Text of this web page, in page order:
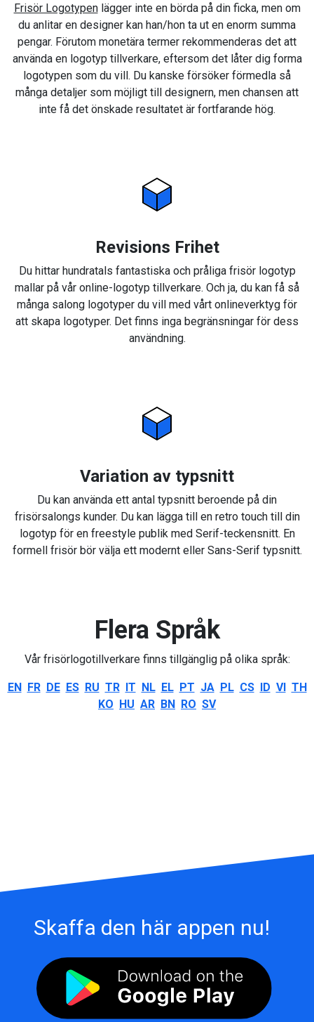
Frisör Logotypenlägger inte en börda på din ficka, men om
du anlitar en designer kan han/hon ta ut en enorm summa
pengar. Förutom monetära termer rekommenderas det att
använda en logotyp tillverkare, eftersom det låter dig forma
logotypen som du vill. Du kanske försöker förmedla så
många detaljer som möjligt till designern, men chansen att
inte få det önskade resultatet är fortfarande hög.
Revisions Frihet
Du hittar hundratals fantastiska och pråliga frisör logotyp
mallar på vår online-logotyp tillverkare. Och ja, du kan få så
många salong logotyper du vill med vårt onlineverktyg för
att skapa logotyper. Det finns inga begränsningar för dess
användning.
Variation av typsnitt
Du kan använda ett antal typsnitt beroende på din
frisörsalongs kunder. Du kan lägga till en retro touch till din
logotyp för en freestyle publik med Serif-teckensnitt. En
formell frisör bör välja ett modernt eller Sans-Serif typsnitt.
Flera Språk
Vår frisörlogotillverkare finns tillgänglig på olika språk:
EN FR DE ES RU TR IT NL EL PT JA PL CS ID VI TH
KO HU AR BN RO SV
Skaffa den här appen nu!